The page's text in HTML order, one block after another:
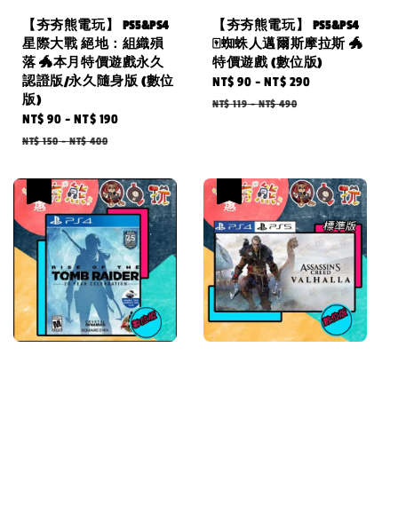
【夯夯熊電玩】 PS5&PS4
星際大戰 絕地：組織殞
落 🐲本月特價遊戲永久
認證版/永久隨身版 (數位
版)
Sale
price
NT$ 90 -NT$ 190
NT$ 150-NT$ 400
【夯夯熊電玩】 PS5&PS4
🀄蜘蛛人邁爾斯摩拉斯 🐲
特價遊戲 (數位版)
Sale
price
NT$ 90 -NT$ 290
NT$ 119-NT$ 490